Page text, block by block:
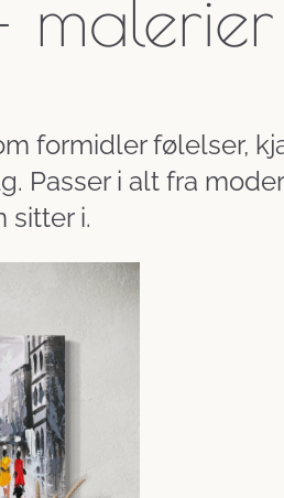
formidler følelser,
Passer i alt fra
sitter i.